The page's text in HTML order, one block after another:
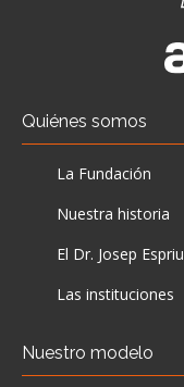
Quiénes somos
La Fundación
Nuestra historia
El Dr. Josep Espriu
Las instituciones
Nuestro modelo